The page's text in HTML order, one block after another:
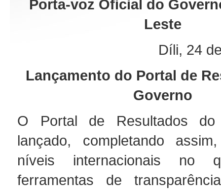
Porta-voz Oficial do
Leste
Díli, 24
Lançamento do Portal de
Governo
O Portal de Resultados
lançado, completando
níveis internacionais no
ferramentas de